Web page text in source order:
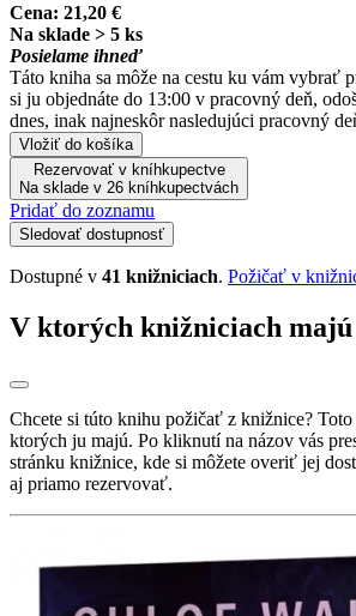
Cena: 21,20 €
Na sklade > 5 ks
Posielame ihneď
Táto kniha sa môže na cestu ku vám vybrať
si ju objednáte do 13:00 v pracovný deň,
dnes, inak najneskôr nasledujúci pracovný
Vložiť do košíka
Rezervovať v kníhkupectve
Na sklade v 26 kníhkupectvách
Pridať do zoznamu
Sledovať dostupnosť
Dostupné v 41 knižniciach. Požičať v
V ktorých knižniciach
Chcete si túto knihu požičať z knižnice?
ktorých ju majú. Po kliknutí na názov vás
stránku knižnice, kde si môžete overiť jej
aj priamo rezervovať.